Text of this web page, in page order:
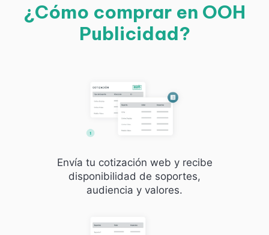
¿Cómo comprar en OOH
Publicidad?
Envía tu cotización web y recibe
disponibilidad de soportes,
audiencia y valores.